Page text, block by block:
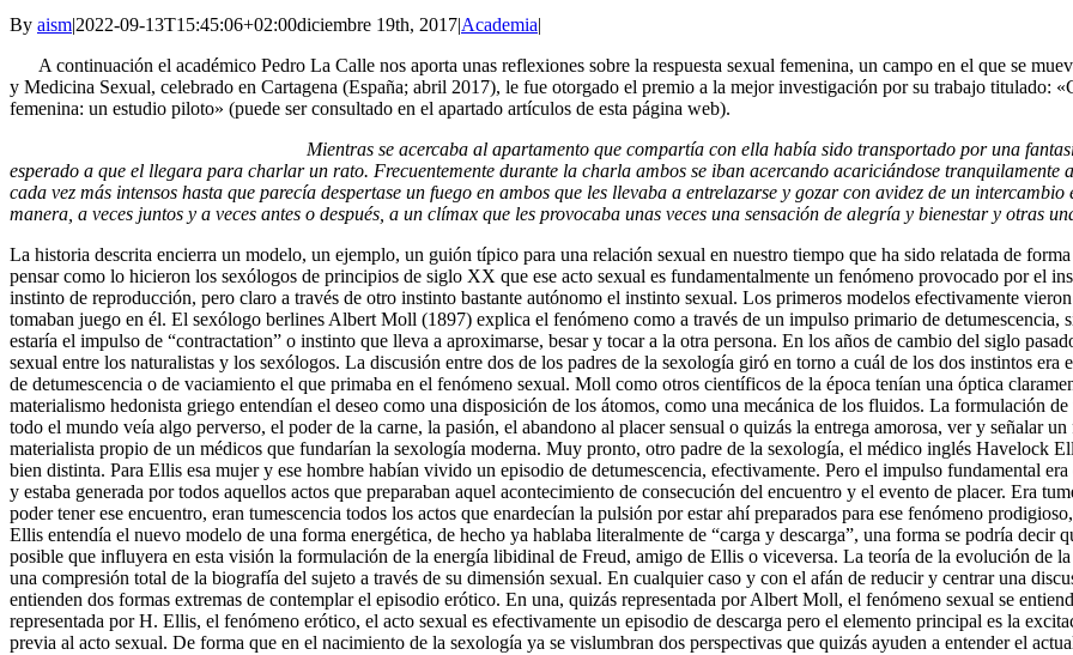
By aism|2022-09-13T15:45:06+02:00diciembre 19th, 2017|Academia|
A continuación el académico Pedro La Calle nos aporta unas reflexiones sobre la respuesta sexual femenina, un campo en el que se
y Medicina Sexual, celebrado en Cartagena (España; abril 2017), le fue otorgado el premio a la mejor investigación por su trabajo titulado:
femenina: un estudio piloto» (puede ser consultado en el apartado artículos de esta página web).
Mientras se acercaba al apartamento que compartía con ella había sido transportado por una fantasía
esperado a que el llegara para charlar un rato. Frecuentemente durante la charla ambos se iban acercando acariciándose tranquilamente
cada vez más intensos hasta que parecía despertase un fuego en ambos que les llevaba a entrelazarse y gozar con avidez de un
manera, a veces juntos y a veces antes o después, a un clímax que les provocaba unas veces una sensación de alegría y bienestar y otras
La historia descrita encierra un modelo, un ejemplo, un guión típico para una relación sexual en nuestro tiempo que ha sido relatada de
pensar como lo hicieron los sexólogos de principios de siglo XX que ese acto sexual es fundamentalmente un fenómeno provocado por el
instinto de reproducción, pero claro a través de otro instinto bastante autónomo el instinto sexual. Los primeros modelos efectivamente
tomaban juego en él. El sexólogo berlines Albert Moll (1897) explica el fenómeno como a través de un impulso primario de detumescencia,
estaría el impulso de “contractation” o instinto que lleva a aproximarse, besar y tocar a la otra persona. En los años de cambio del siglo
sexual entre los naturalistas y los sexólogos. La discusión entre dos de los padres de la sexología giró en torno a cuál de los dos instintos
de detumescencia o de vaciamiento el que primaba en el fenómeno sexual. Moll como otros científicos de la época tenían una óptica
materialismo hedonista griego entendían el deseo como una disposición de los átomos, como una mecánica de los fluidos. La formulación
todo el mundo veía algo perverso, el poder de la carne, la pasión, el abandono al placer sensual o quizás la entrega amorosa, ver y señalar
materialista propio de un médicos que fundarían la sexología moderna. Muy pronto, otro padre de la sexología, el médico inglés Havelock
bien distinta. Para Ellis esa mujer y ese hombre habían vivido un episodio de detumescencia, efectivamente. Pero el impulso fundamental
y estaba generada por todos aquellos actos que preparaban aquel acontecimiento de consecución del encuentro y el evento de placer. Era
poder tener ese encuentro, eran tumescencia todos los actos que enardecían la pulsión por estar ahí preparados para ese fenómeno
Ellis entendía el nuevo modelo de una forma energética, de hecho ya hablaba literalmente de “carga y descarga”, una forma se podría
posible que influyera en esta visión la formulación de la energía libidinal de Freud, amigo de Ellis o viceversa. La teoría de la evolución de
una compresión total de la biografía del sujeto a través de su dimensión sexual. En cualquier caso y con el afán de reducir y centrar una
entienden dos formas extremas de contemplar el episodio erótico. En una, quizás representada por Albert Moll, el fenómeno sexual se
representada por H. Ellis, el fenómeno erótico, el acto sexual es efectivamente un episodio de descarga pero el elemento principal es la
previa al acto sexual. De forma que en el nacimiento de la sexología ya se vislumbran dos perspectivas que quizás ayuden a entender el